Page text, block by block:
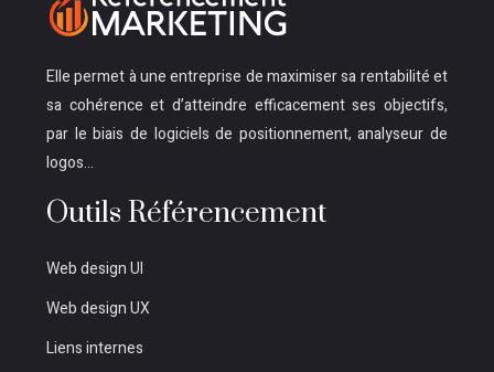
Elle permet à une entreprise de maximiser sa rentabilité et
sa cohérence et d’atteindre efficacement ses objectifs,
par le biais de logiciels de positionnement, analyseur de
logos…
Outils Référencement
Web design UI
Web design UX
Liens internes